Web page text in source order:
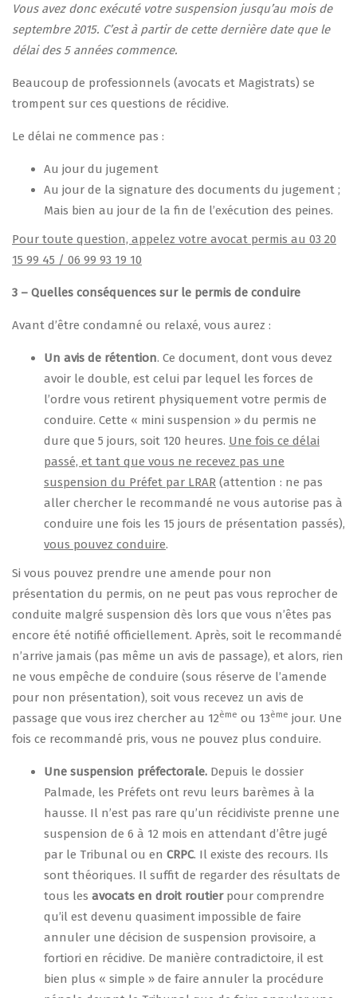
Vous avez donc exécuté votre suspension jusqu’au mois de
septembre 2015. C’est à partir de cette dernière date que le
délai des 5 années commence.
Beaucoup de professionnels (avocats et Magistrats) se
trompent sur ces questions de récidive.
Le délai ne commence pas :
Au jour du jugement
Au jour de la signature des documents du jugement ;
Mais bien au jour de la fin de l’exécution des peines.
Pour toute question, appelez votre avocat permis au 03 20
15 99 45 / 06 99 93 19 10
3 – Quelles conséquences sur le permis de conduire
Avant d’être condamné ou relaxé, vous aurez :
Un avis de rétention. Ce document, dont vous devez
avoir le double, est celui par lequel les forces de
l’ordre vous retirent physiquement votre permis de
conduire. Cette « mini suspension » du permis ne
dure que 5 jours, soit 120 heures. Une fois ce délai
passé, et tant que vous ne recevez pas une
suspension du Préfet par LRAR (attention : ne pas
aller chercher le recommandé ne vous autorise pas à
conduire une fois les 15 jours de présentation passés),
vous pouvez conduire.
Si vous pouvez prendre une amende pour non
présentation du permis, on ne peut pas vous reprocher de
conduite malgré suspension dès lors que vous n’êtes pas
encore été notifié officiellement. Après, soit le recommandé
n’arrive jamais (pas même un avis de passage), et alors, rien
ne vous empêche de conduire (sous réserve de l’amende
pour non présentation), soit vous recevez un avis de
passage que vous irez chercher au 12ème ou 13ème jour. Une
fois ce recommandé pris, vous ne pouvez plus conduire.
Une suspension préfectorale. Depuis le dossier
Palmade, les Préfets ont revu leurs barèmes à la
hausse. Il n’est pas rare qu’un récidiviste prenne une
suspension de 6 à 12 mois en attendant d’être jugé
par le Tribunal ou en CRPC. Il existe des recours. Ils
sont théoriques. Il suffit de regarder des résultats de
tous les avocats en droit routierpour comprendre
qu’il est devenu quasiment impossible de faire
annuler une décision de suspension provisoire, a
fortiori en récidive. De manière contradictoire, il est
bien plus « simple » de faire annuler la procédure